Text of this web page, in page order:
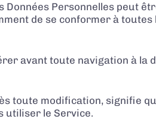
Personnelles peut
de se conformer à
avant toute navigation à la
toute modification, signifie
utiliser le Service.